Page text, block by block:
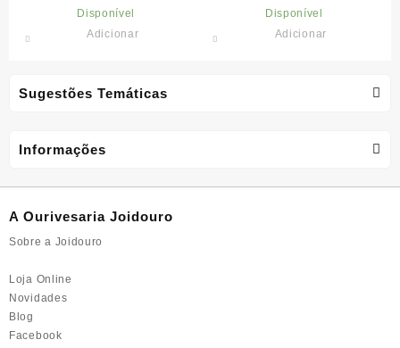
Sugestões Temáticas
Disponível
Adicionar
Disponível
Adicionar
Informações
A Ourivesaria Joidouro
Sobre a Joidouro
Loja Online
Novidades
Blog
Facebook